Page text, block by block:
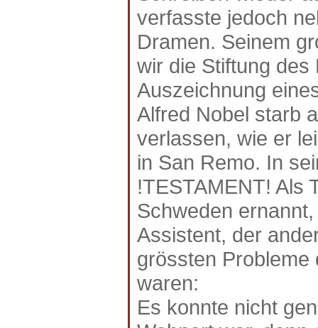
verfasste jedoch
Dramen. Seinem
wir die Stiftung
Auszeichnung
Alfred Nobel starb
verlassen, wie er
in San Remo. In
!TESTAMENT! Als
Schweden
Assistent, der
grössten Probleme
waren:
Es konnte nicht